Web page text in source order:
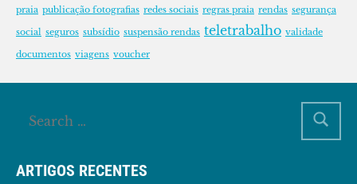
praia publicação fotografias redes sociais regras praia rendas segurança
social seguros subsídio suspensão rendas teletrabalho validade
documentos viagens voucher
ARTIGOS RECENTES